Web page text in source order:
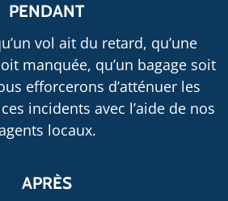
PENDANT
vol ait du retard, qu’une
manquée, qu’un bagage soit
efforcerons d’atténuer les
incidents avec l’aide de nos
locaux.
APRÈS